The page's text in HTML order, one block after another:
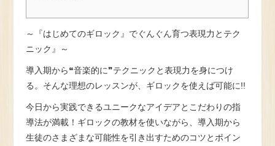
～『はじめてのギロック』でぐんぐん育つ表現力とテク
ニック』～
導入期から❝音楽的に❞テクニックと表現力を身につけ
る。そんな理想のレッスンが、ギロックを使えば可能に!!
今日から実践できるユニークなアイデアとこだわりの指
導法が満載！ギロックの教材を使いながら、導入期から
生徒のさまざまな可能性を引き出すためのコツとポイン